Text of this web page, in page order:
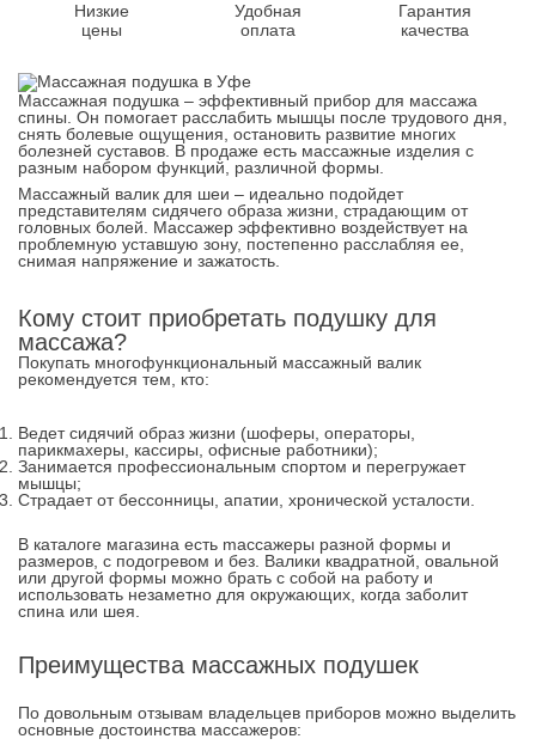
Низкие
цены
Удобная
оплата
Гарантия
качества
Массажная подушка – эффективный прибор для массажа
спины. Он помогает расслабить мышцы после трудового дня,
снять болевые ощущения, остановить развитие многих
болезней суставов. В продаже есть массажные изделия с
разным набором функций, различной формы.
Массажный валик для шеи – идеально подойдет
представителям сидячего образа жизни, страдающим от
головных болей. Массажер эффективно воздействует на
проблемную уставшую зону, постепенно расслабляя ее,
снимая напряжение и зажатость.
Кому стоит приобретать подушку для
массажа?
Покупать многофункциональный массажный валик
рекомендуется тем, кто:
Ведет сидячий образ жизни (шоферы, операторы,
парикмахеры, кассиры, офисные работники);
Занимается профессиональным спортом и перегружает
мышцы;
Страдает от бессонницы, апатии, хронической усталости.
В каталоге магазина есть maccaжеры разной формы и
размеров, с подогревом и без. Валики квадратной, овальной
или другой формы можно брать с собой на работу и
использовать незаметно для окружающих, когда заболит
спина или шея.
Преимущества массажных подушек
По довольным отзывам владельцев приборов можно выделить
основные достоинства массажеров: